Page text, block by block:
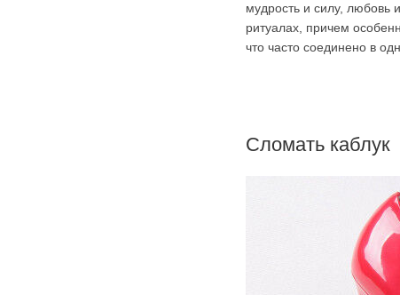
мудрость и силу, любовь
ритуалах, причем
что часто соединено в
Сломать каблук